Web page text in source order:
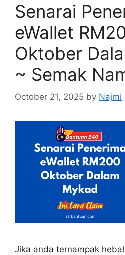
Senarai
eWallet
Oktober
~ Semak
October 21, 2025 by Najmi
Jika anda ternampak